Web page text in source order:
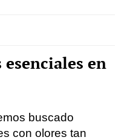
en
buscado
con olores tan